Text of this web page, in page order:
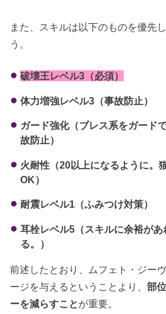
また、スキルは以下のものを優先
う。
破壊王レベル3（必須）
体力増強レベル3（事故防止）
ガード強化（ブレス系をガード
故防止）
火耐性（20以上になるように。
OK）
耐震レベル1（ふみつけ対策）
耳栓レベル5（スキルに余裕があ
る。）
前述したとおり、ムフェト・ジー
ージを与えるということより、部
ーを減らすことが重要。